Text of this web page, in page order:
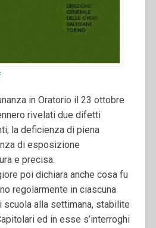
in Oratorio il 23 ottobre
rivelati due difetti
la deficienza di piena
di esposizione
e precisa.
poi dichiara anche cosa fu
regolarmente in ciascuna
scuola alla settimana, stabilite
ed in esse s’interroghi